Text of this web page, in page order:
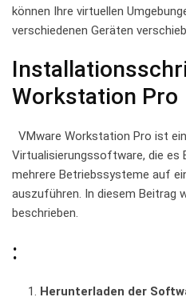
können Ihre virtuellen
verschiedenen⁢ Geräten⁢
Workstation Pro
VMware⁢ Workstation Pro ist
Virtualisierungssoftware, die es
mehrere ‌Betriebssysteme auf
auszuführen. In​ diesem Beitrag
beschrieben.
:
Herunterladen ‌der